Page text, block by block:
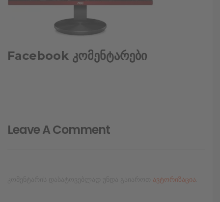
Facebook კომენტარები
Leave A Comment
ავტორიზაცია